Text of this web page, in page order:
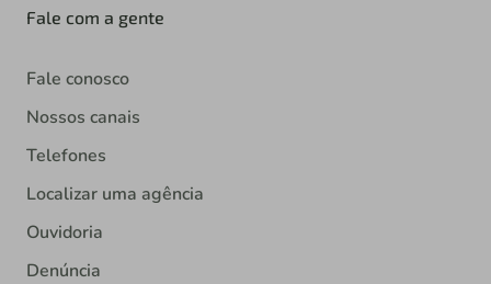
Fale com a gente
Fale conosco
Nossos canais
Telefones
Localizar uma agência
Ouvidoria
Denúncia